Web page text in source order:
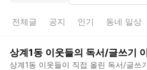
전체글 공지 인기 동네 일상
상계1동 이웃들의 독서/글쓰기
상계1동 이웃들이 직접 올린 독서/글쓰